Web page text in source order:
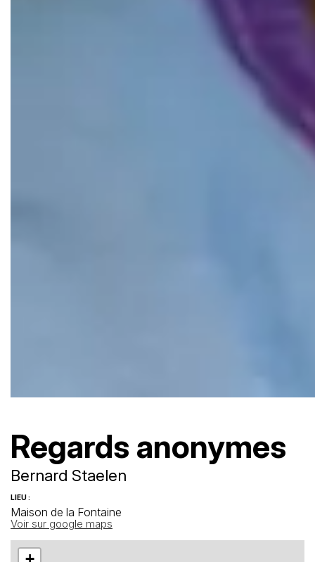
Regards anonymes
Bernard Staelen
LIEU :
Maison de la Fontaine
Voir sur google maps